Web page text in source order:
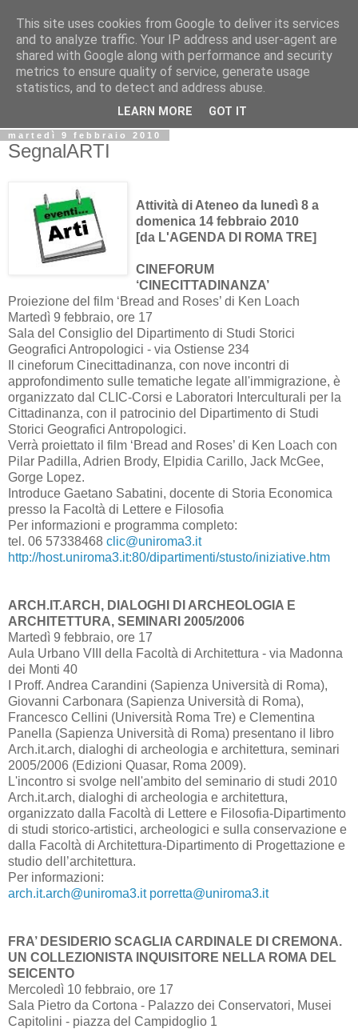
Biblio@rti in
Il Blog della Biblioteca di Area delle arti per condividere
informazioni iniziative incontri
martedì 9 febbraio 2010
SegnalARTI
Attività di Ateneo da lunedì 8 a
domenica 14 febbraio 2010
[da L'AGENDA DI ROMA TRE]
CINEFORUM
‘CINECITTADINANZA’
Proiezione del film ‘Bread and Roses’ di Ken Loach
Martedì 9 febbraio, ore 17
Sala del Consiglio del Dipartimento di Studi Storici
Geografici Antropologici - via Ostiense 234
Il cineforum Cinecittadinanza, con nove incontri di
approfondimento sulle tematiche legate all'immigrazione, è
organizzato dal CLIC-Corsi e Laboratori Interculturali per la
Cittadinanza, con il patrocinio del Dipartimento di Studi
Storici Geografici Antropologici.
Verrà proiettato il film ‘Bread and Roses’ di Ken Loach con
Pilar Padilla, Adrien Brody, Elpidia Carillo, Jack McGee,
Gorge Lopez.
Introduce Gaetano Sabatini, docente di Storia Economica
presso la Facoltà di Lettere e Filosofia
Per informazioni e programma completo:
tel. 06 57338468 clic@uniroma3.it
http://host.uniroma3.it:80/dipartimenti/stusto/iniziative.htm
ARCH.IT.ARCH, DIALOGHI DI ARCHEOLOGIA E
ARCHITETTURA, SEMINARI 2005/2006
Martedì 9 febbraio, ore 17
Aula Urbano VIII della Facoltà di Architettura - via Madonna
dei Monti 40
I Proff. Andrea Carandini (Sapienza Università di Roma),
Giovanni Carbonara (Sapienza Università di Roma),
Francesco Cellini (Università Roma Tre) e Clementina
Panella (Sapienza Università di Roma) presentano il libro
Arch.it.arch, dialoghi di archeologia e architettura, seminari
2005/2006 (Edizioni Quasar, Roma 2009).
L'incontro si svolge nell'ambito del seminario di studi 2010
Arch.it.arch, dialoghi di archeologia e architettura,
organizzato dalla Facoltà di Lettere e Filosofia-Dipartimento
di studi storico-artistici, archeologici e sulla conservazione e
dalla Facoltà di Architettura-Dipartimento di Progettazione e
studio dell’architettura.
Per informazioni:
arch.it.arch@uniroma3.it porretta@uniroma3.it
FRA’ DESIDERIO SCAGLIA CARDINALE DI CREMONA.
UN COLLEZIONISTA INQUISITORE NELLA ROMA DEL
SEICENTO
Mercoledì 10 febbraio, ore 17
Sala Pietro da Cortona - Palazzo dei Conservatori, Musei
Capitolini - piazza del Campidoglio 1
This site uses cookies from Google to deliver its services
and to analyze traffic. Your IP address and user-agent are
shared with Google along with performance and security
metrics to ensure quality of service, generate usage
statistics, and to detect and address abuse.
LEARN MORE GOT IT